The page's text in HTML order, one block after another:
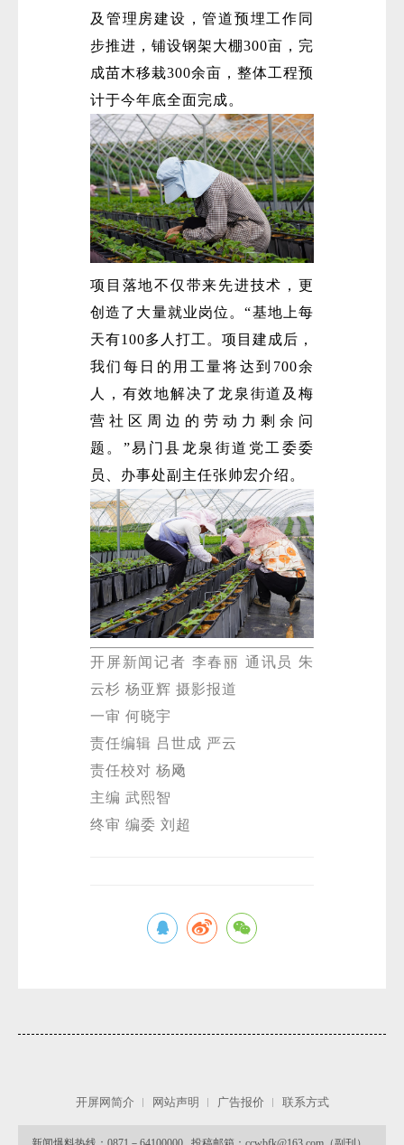
及管理房建设，管道预埋工作同
步推进，铺设钢架大棚300亩，完
成苗木移栽300余亩，整体工程预
计于今年底全面完成。
项目落地不仅带来先进技术，更
创造了大量就业岗位。“基地上每
天有100多人打工。项目建成后，
我们每日的用工量将达到700余
人，有效地解决了龙泉街道及梅
营社区周边的劳动力剩余问
题。”易门县龙泉街道党工委委
员、办事处副主任张帅宏介绍。
开屏新闻记者 李春丽 通讯员 朱
云杉 杨亚辉 摄影报道
一审 何晓宇
责任编辑 吕世成 严云
责任校对 杨飏
主编 武熙智
终审 编委 刘超
开屏网简介 网站声明 广告报价 联系方式